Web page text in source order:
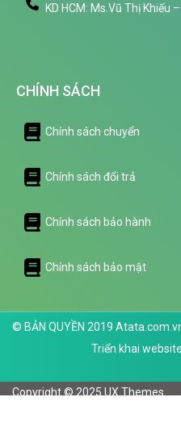
KD HCM: Ms.Vũ Thị Khiếu
CHÍNH SÁCH
Chính sách chuyển
Chính sách đổi trả
Chính sách bảo hành
Chính sách bảo mật
© BẢN QUYỀN 2019
Triển khai
Copyright © 2025 UX Themes